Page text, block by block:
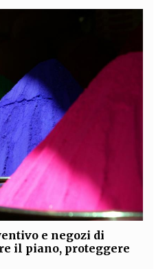
e negozi di
il piano, proteggere